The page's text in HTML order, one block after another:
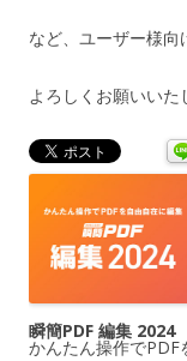
など、 ユーザー様向
よろしくお願いいた
瞬簡PDF 編集 2024
かんたん操作でPDF